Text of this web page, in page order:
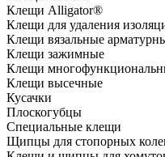
Клещи Alligator®
Клещи для удаления
Клещи вязальные
Клещи зажимные
Клещи
Клещи высечные
Кусачки
Плоскогубцы
Специальные клещи
Щипцы для стопорных